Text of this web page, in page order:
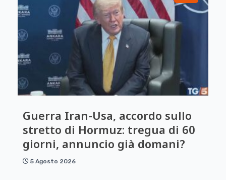
Guerra Iran-Usa, accordo sullo
stretto di Hormuz: tregua di 60
giorni, annuncio già domani?
5 Agosto 2026